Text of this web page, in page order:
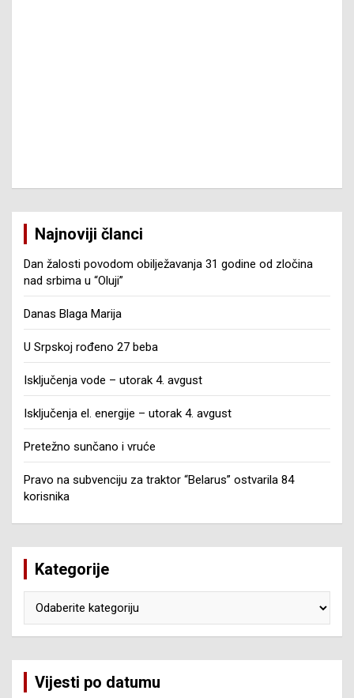
Najnoviji članci
Dan žalosti povodom obilježavanja 31 godine od zločina
nad srbima u “Oluji”
Danas Blaga Marija
U Srpskoj rođeno 27 beba
Isključenja vode – utorak 4. avgust
Isključenja el. energije – utorak 4. avgust
Pretežno sunčano i vruće
Pravo na subvenciju za traktor “Belarus” ostvarila 84
korisnika
Kategorije
Vijesti po datumu